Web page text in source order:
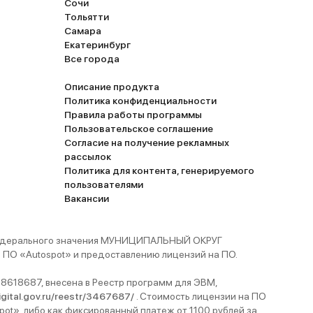
Сочи
Тольятти
Самара
Екатеринбург
Все города
Описание продукта
Политика конфиденциальности
Правила работы программы
Пользовательское соглашение
Согласие на получение рекламных
рассылок
Политика для контента, генерируемого
пользователями
Вакансии
значения МУНИЦИПАЛЬНЫЙ ОКРУГ
«Autospot» и предоставлению лицензий на ПО.
внесена в Реестр программ для ЭВМ,
reestr/3467687/ . Стоимость лицензии на ПО
либо как фиксированный платеж от 1100 рублей за